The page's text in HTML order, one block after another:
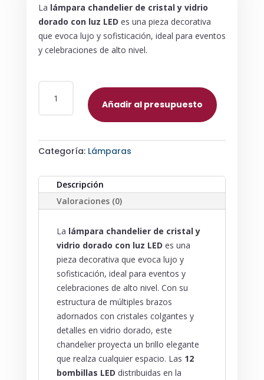
La lámpara chandelier de cristal y vidrio
dorado con luz LED es una pieza decorativa
que evoca lujo y sofisticación, ideal para eventos
y celebraciones de alto nivel.
CHANDELIER
VIDRIO
CON
LUZ
LED
Añadir al presupuesto
Categoría: Lámparas
Descripción
Valoraciones (0)
La lámpara chandelier de cristal y
vidrio dorado con luz LED es una
pieza decorativa que evoca lujo y
sofisticación, ideal para eventos y
celebraciones de alto nivel. Con su
estructura de múltiples brazos
adornados con cristales colgantes y
detalles en vidrio dorado, este
chandelier proyecta un brillo elegante
que realza cualquier espacio. Las 12
bombillas LED distribuidas en la